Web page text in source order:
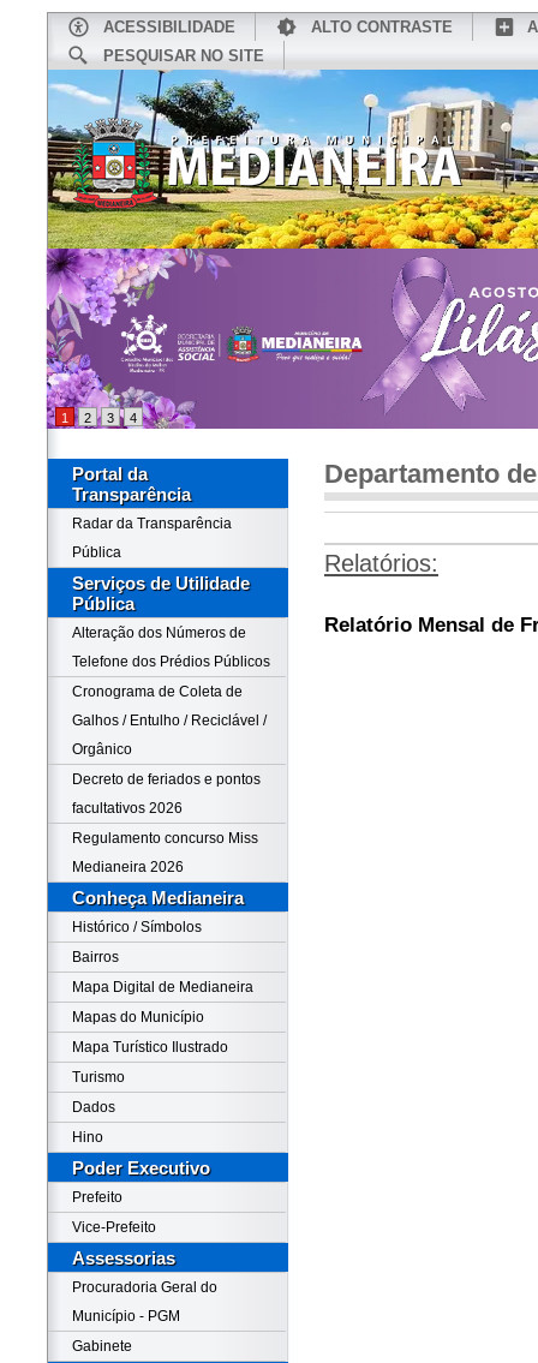
ACESSIBILIDADE ALTO CONTRASTE
PESQUISAR NO SITE
CONHEÇA MEDIANEIRA
1 2 3 4
Portal da
Transparência
Radar da Transparência
Pública
Serviços de Utilidade
Pública
Alteração dos Números de
Telefone dos Prédios Públicos
Cronograma de Coleta de
Galhos / Entulho / Reciclável /
Orgânico
Decreto de feriados e pontos
facultativos 2026
Regulamento concurso Miss
Medianeira 2026
Conheça Medianeira
Histórico / Símbolos
Bairros
Mapa Digital de Medianeira
Mapas do Município
Mapa Turístico Ilustrado
Turismo
Dados
Hino
Poder Executivo
Prefeito
Vice-Prefeito
Assessorias
Procuradoria Geral do
Município - PGM
Gabinete
Departamento
Relatórios:
Relatório Mensal de